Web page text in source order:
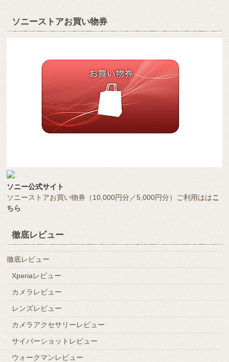
ソニーストアお買い物券
ソニー公式サイト
ソニーストアお買い物券（10,000円分／5,000円分）ご利用ははこ
ちら
徹底レビュー
徹底レビュー
Xperiaレビュー
カメラレビュー
レンズレビュー
カメラアクセサリーレビュー
サイバーショットレビュー
ウォークマンレビュー